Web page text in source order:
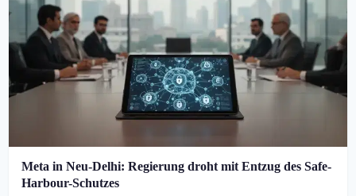
Meta in Neu-Delhi: Regierung droht mit Entzug des Safe-
Harbour-Schutzes